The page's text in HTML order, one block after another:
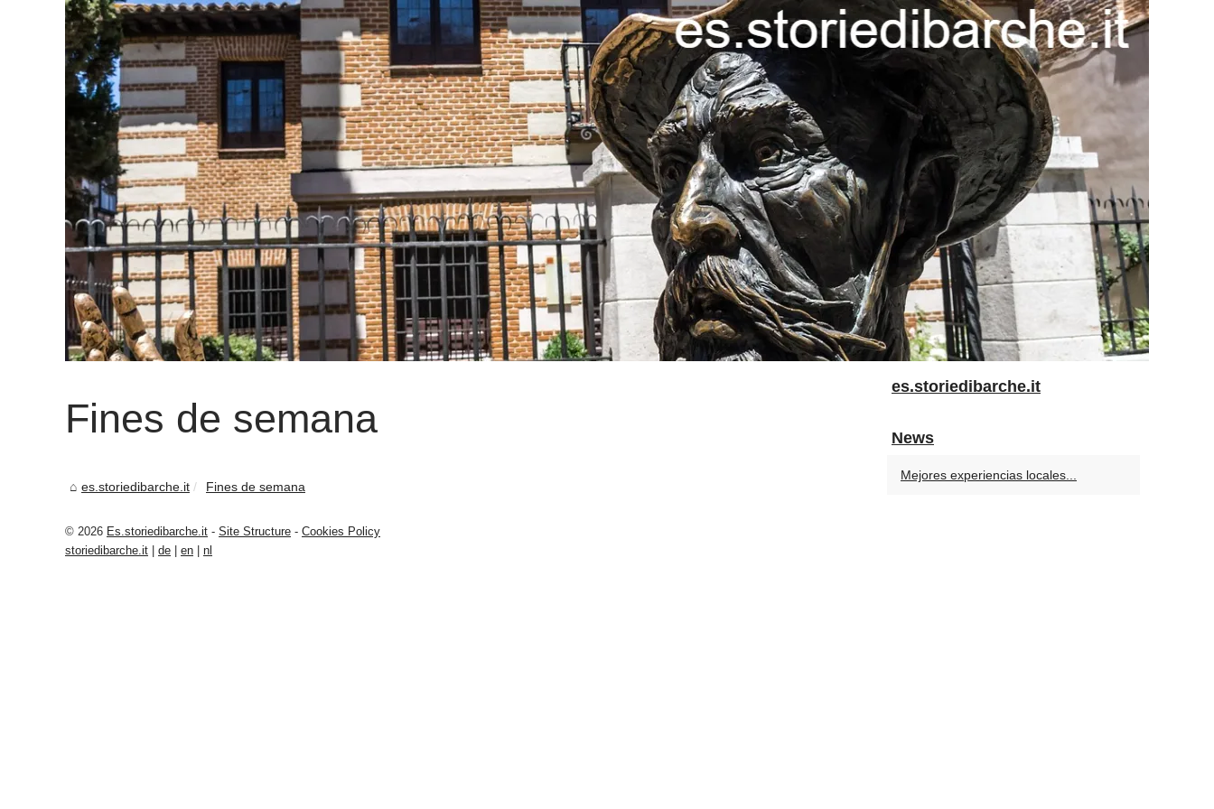
Fines de semana
es.storiedibarche.it Fines de semana
es.storiedibarche.it
News
Mejores experiencias locales...
© 2026 Es.storiedibarche.it - Site Structure - Cookies Policy
storiedibarche.it
de en nl